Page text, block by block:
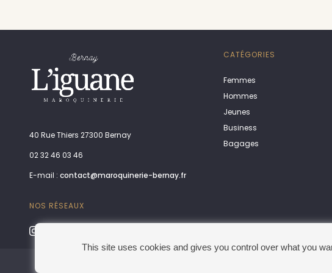
40 Rue Thiers 27300 Bernay
02 32 46 03 46
E-mail : contact@maroquinerie-bernay.fr
NOS RÉSEAUX
CATÉGORIES
Femmes
Hommes
Jeunes
Business
Bagages
This site uses cookies and gives you control over what you